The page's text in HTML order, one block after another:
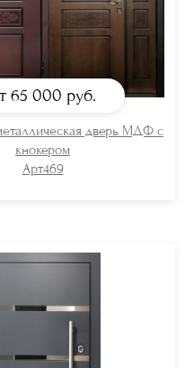
65 000 руб.
дверь МДФ с
кнокером
Арт469